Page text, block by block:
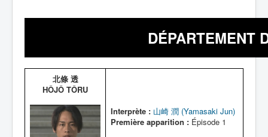
DÉPARTEMENT
北條 透
HÔJÔ TÔRU
Interprète : 山崎 潤 (Yamasaki Jun)
Première apparition : Épisode 1